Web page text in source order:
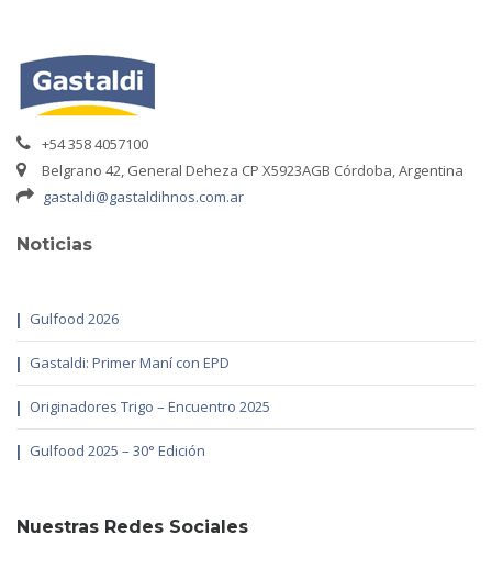
+54 358 4057100
Belgrano 42, General Deheza CP X5923AGB Córdoba, Argentina
gastaldi@gastaldihnos.com.ar
Noticias
Gulfood 2026
Gastaldi: Primer Maní con EPD
Originadores Trigo – Encuentro 2025
Gulfood 2025 – 30° Edición
Nuestras Redes Sociales